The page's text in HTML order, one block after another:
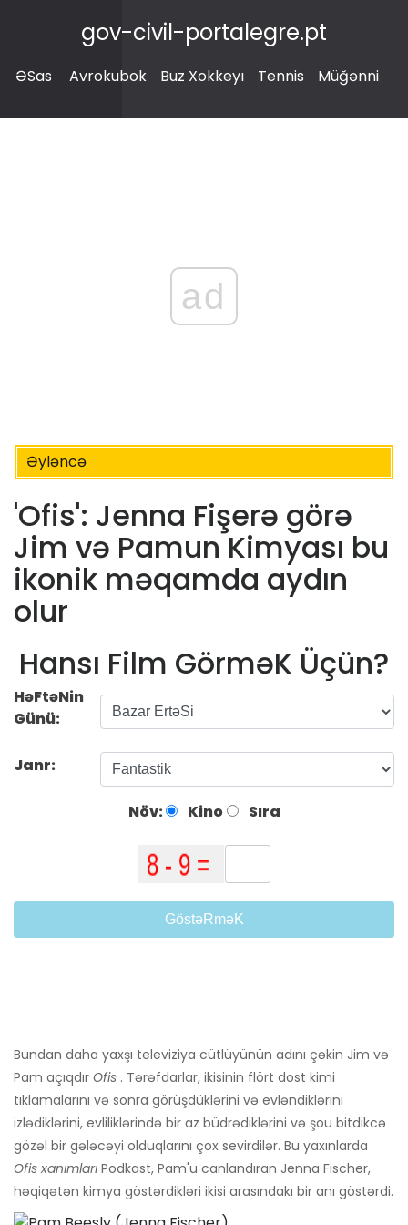
gov-civil-portalegre.pt
ƏSas Avrokubok Buz Xokkeyı Tennis Müğənni
ad
Əyləncə
'Ofis': Jenna Fişerə görə
Jim və Pamun Kimyası bu
ikonik məqamda aydın
olur
Hansı Film GörməK Üçün?
HəFtəNin
Günü:
Janr:
Növ: Kino Sıra
GöstəRməK
Bundan daha yaxşı televiziya cütlüyünün adını çəkin Jim və
Pam açıqdır Ofis . Tərəfdarlar, ikisinin flört dost kimi
tıklamalarını və sonra görüşdüklərini və evləndiklərini
izlədiklərini, evliliklərində bir az büdrədiklərini və şou bitdikcə
gözəl bir gələcəyi olduqlarını çox sevirdilər. Bu yaxınlarda
Ofis xanımları Podkast, Pam'u canlandıran Jenna Fischer,
həqiqətən kimya göstərdikləri ikisi arasındakı bir anı göstərdi.